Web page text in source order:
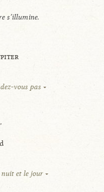
s’illumine.
vous pas
et le jour